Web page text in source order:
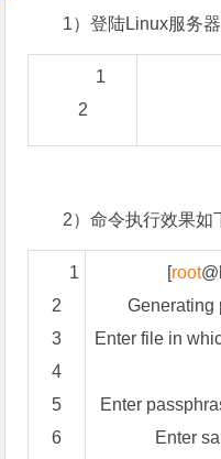
1）登陆Linux服务器
1
2
2）命令执行效果如
1
2
3
4
5
6
[root@
Generating
Enter file in
Enter
Enter